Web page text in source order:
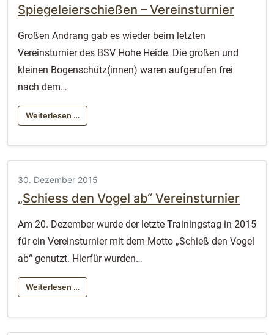
Spiegeleierschießen – Vereinsturnier
Großen Andrang gab es wieder beim letzten
Vereinsturnier des BSV Hohe Heide. Die großen und
kleinen Bogenschütz(innen) waren aufgerufen frei
nach dem…
Weiterlesen …
30. Dezember 2015
„Schiess den Vogel ab“ Vereinsturnier
Am 20. Dezember wurde der letzte Trainingstag in 2015
für ein Vereinsturnier mit dem Motto „Schieß den Vogel
ab“ genutzt. Hierfür wurden…
Weiterlesen …